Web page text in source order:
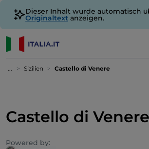
Dieser Inhalt wurde automatisch
Originaltext anzeigen.
... Sizilien Castello di Venere
Castello di Venere
Powered by: